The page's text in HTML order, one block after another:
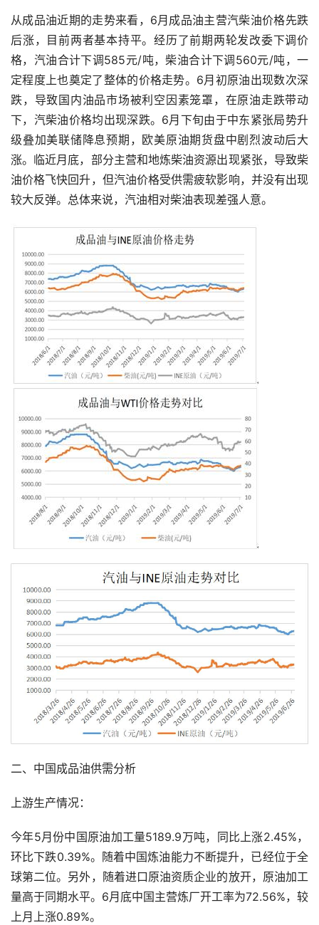
从成品油近期的走势来看，6月成品油主营汽柴油价格先跌
后涨，目前两者基本持平。经历了前期两轮发改委下调价
格，汽油合计下调585元/吨，柴油合计下调560元/吨，一
定程度上也奠定了整体的价格走势。6月初原油出现数次深
跌，导致国内油品市场被利空因素笼罩，在原油走跌带动
下，汽柴油价格均出现深跌。6月下旬由于中东紧张局势升
级叠加美联储降息预期，欧美原油期货盘中剧烈波动后大
涨。临近月底，部分主营和地炼柴油资源出现紧张，导致柴
油价格飞快回升，但汽油价格受供需疲软影响，并没有出现
较大反弹。总体来说，汽油相对柴油表现差强人意。
二、中国成品油供需分析
上游生产情况：
今年5月份中国原油加工量5189.9万吨，同比上涨2.45%，
环比下跌0.39%。随着中国炼油能力不断提升，已经位于全
球第二位。另外，随着进口原油资质企业的放开，原油加工
量高于同期水平。6月底中国主营炼厂开工率为72.56%，较
上月上涨0.89%。